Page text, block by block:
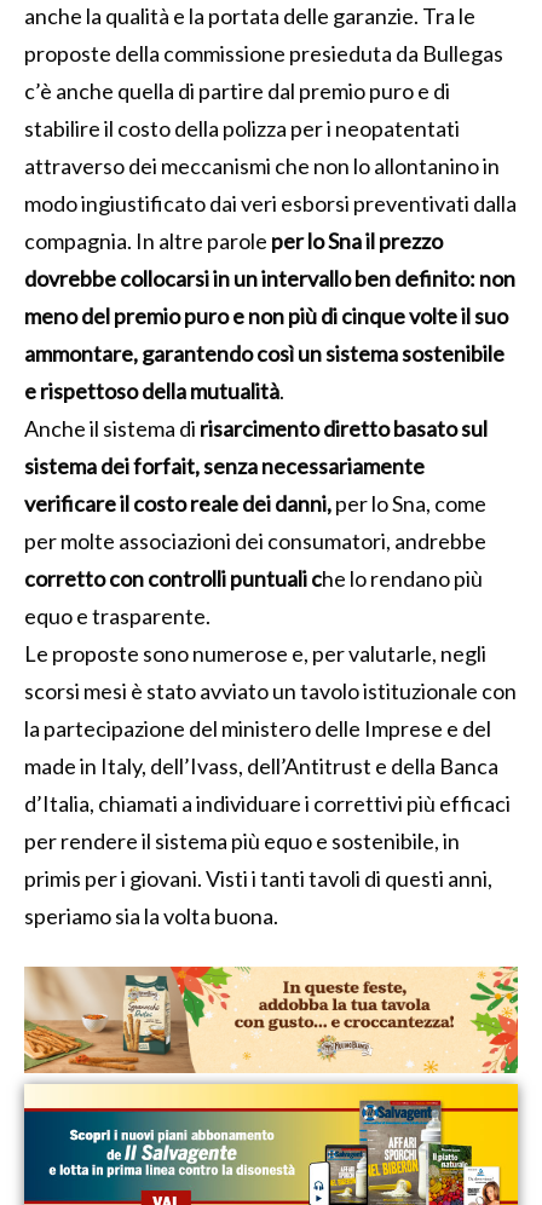
anche la qualità e la portata delle garanzie. Tra le
proposte della commissione presieduta da Bullegas
c’è anche quella di partire dal premio puro e di
stabilire il costo della polizza per i neopatentati
attraverso dei meccanismi che non lo allontanino in
modo ingiustificato dai veri esborsi preventivati dalla
compagnia. In altre parole per lo Sna il prezzo
dovrebbe collocarsi in un intervallo ben definito: non
meno del premio puro e non più di cinque volte il suo
ammontare, garantendo così un sistema sostenibile
e rispettoso della mutualità.
Anche il sistema di risarcimento diretto basato sul
sistema dei forfait, senza necessariamente
verificare il costo reale dei danni,per lo Sna, come
per molte associazioni dei consumatori, andrebbe
corretto con controlli puntuali che lo rendano più
equo e trasparente.
Le proposte sono numerose e, per valutarle, negli
scorsi mesi è stato avviato un tavolo istituzionale con
la partecipazione del ministero delle Imprese e del
made in Italy, dell’Ivass, dell’Antitrust e della Banca
d’Italia, chiamati a individuare i correttivi più efficaci
per rendere il sistema più equo e sostenibile, in
primis per i giovani. Visti i tanti tavoli di questi anni,
speriamo sia la volta buona.